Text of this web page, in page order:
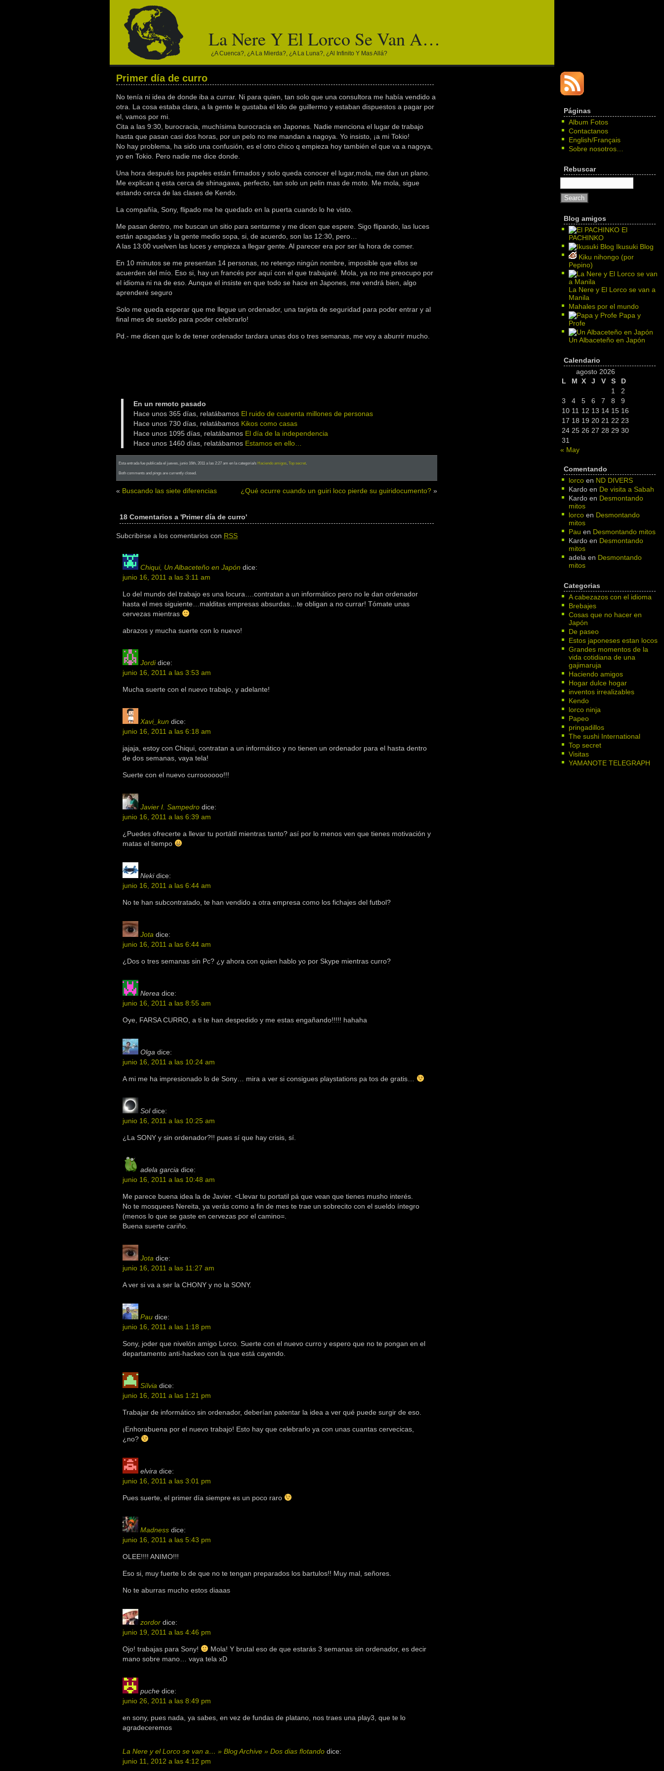
La Nere Y El Lorco Se Van A…
¿a Cuenca?, ¿a La Mierda?, ¿a La Luna?, ¿al Infinito Y Mas Allá?
Primer día de curro
No tenía ni idea de donde iba a currar. Ni para quien, tan solo que una consultora me había vendido a
otra. La cosa estaba clara, a la gente le gustaba el kilo de guillermo y estaban dispuestos a pagar por
el, vamos por mi.
Cita a las 9:30, burocracia, muchísima burocracia en Japones. Nadie menciona el lugar de trabajo
hasta que pasan casi dos horas, por un pelo no me mandan a nagoya. Yo insisto, ¡a mi Tokio!
No hay problema, ha sido una confusión, es el otro chico q empieza hoy también el que va a nagoya,
yo en Tokio. Pero nadie me dice donde.
Una hora después los papeles están firmados y solo queda conocer el lugar,mola, me dan un plano.
Me explican q esta cerca de shinagawa, perfecto, tan solo un pelin mas de moto. Me mola, sigue
estando cerca de las clases de Kendo.
La compañía, Sony, flipado me he quedado en la puerta cuando lo he visto.
Me pasan dentro, me buscan un sitio para sentarme y me dicen que espere. Sigo flipando, las luces
están apagadas y la gente medio sopa, si, de acuerdo, son las 12:30, pero…
A las 13:00 vuelven las luces y empieza a llegar gente. Al parecer era por ser la hora de comer.
En 10 minutos se me presentan 14 personas, no retengo ningún nombre, imposible que ellos se
acuerden del mío. Eso si, hay un francés por aquí con el que trabajaré. Mola, ya no me preocupo por
el idioma ni na de eso. Aunque el insiste en que todo se hace en Japones, me vendrá bien, algo
aprenderé seguro
Solo me queda esperar que me llegue un ordenador, una tarjeta de seguridad para poder entrar y al
final mes de sueldo para poder celebrarlo!
Pd.- me dicen que lo de tener ordenador tardara unas dos o tres semanas, me voy a aburrir mucho.
En un remoto pasado
Hace unos 365 días, relatábamos El ruido de cuarenta millones de personas
Hace unos 730 días, relatábamos Kikos como casas
Hace unos 1095 días, relatábamos El día de la independencia
Hace unos 1460 días, relatábamos Estamos en ello…
Esta entrada fue publicada el jueves, junio 16th, 2011 a las 2:27 am en la categoria/s Haciendo amigos, Top secret.
Both comments and pings are currently closed.
« Buscando las siete diferencias ¿Qué ocurre cuando un guiri loco pierde su guiridocumento? »
18 Comentarios a 'Primer día de curro'
Subcribirse a los comentarios con RSS
Chiqui, Un Albaceteño en Japón dice:
junio 16, 2011 a las 3:11 am
Lo del mundo del trabajo es una locura….contratan a un informático pero no le dan ordenador
hasta el mes siguiente…malditas empresas absurdas…te obligan a no currar! Tómate unas
cervezas mientras
abrazos y mucha suerte con lo nuevo!
Jordi dice:
junio 16, 2011 a las 3:53 am
Mucha suerte con el nuevo trabajo, y adelante!
Xavi_kun dice:
junio 16, 2011 a las 6:18 am
jajaja, estoy con Chiqui, contratan a un informático y no tienen un ordenador para el hasta dentro
de dos semanas, vaya tela!
Suerte con el nuevo curroooooo!!!
Javier I. Sampedro dice:
junio 16, 2011 a las 6:39 am
¿Puedes ofrecerte a llevar tu portátil mientras tanto? así por lo menos ven que tienes motivación y
matas el tiempo
Neki dice:
junio 16, 2011 a las 6:44 am
No te han subcontratado, te han vendido a otra empresa como los fichajes del futbol?
Jota dice:
junio 16, 2011 a las 6:44 am
¿Dos o tres semanas sin Pc? ¿y ahora con quien hablo yo por Skype mientras curro?
Nerea dice:
junio 16, 2011 a las 8:55 am
Oye, FARSA CURRO, a ti te han despedido y me estas engañando!!!!! hahaha
Olga dice:
junio 16, 2011 a las 10:24 am
A mi me ha impresionado lo de Sony… mira a ver si consigues playstations pa tos de gratis…
Sol dice:
junio 16, 2011 a las 10:25 am
¿La SONY y sin ordenador?!! pues sí que hay crisis, sí.
adela garcia dice:
junio 16, 2011 a las 10:48 am
Me parece buena idea la de Javier. <Llevar tu portatil pá que vean que tienes musho interés.
No te mosquees Nereita, ya verás como a fin de mes te trae un sobrecito con el sueldo íntegro
(menos lo que se gaste en cervezas por el camino=.
Buena suerte cariño.
Jota dice:
junio 16, 2011 a las 11:27 am
A ver si va a ser la CHONY y no la SONY.
Pau dice:
junio 16, 2011 a las 1:18 pm
Sony, joder que nivelón amigo Lorco. Suerte con el nuevo curro y espero que no te pongan en el
departamento anti-hackeo con la que está cayendo.
Sílvia dice:
junio 16, 2011 a las 1:21 pm
Trabajar de informático sin ordenador, deberían patentar la idea a ver qué puede surgir de eso.
¡Enhorabuena por el nuevo trabajo! Esto hay que celebrarlo ya con unas cuantas cervecicas,
¿no?
elvira dice:
junio 16, 2011 a las 3:01 pm
Pues suerte, el primer día siempre es un poco raro
Madness dice:
junio 16, 2011 a las 5:43 pm
OLEE!!!! ANIMO!!!
Eso si, muy fuerte lo de que no te tengan preparados los bartulos!! Muy mal, señores.
No te aburras mucho estos diaaas
zordor dice:
junio 19, 2011 a las 4:46 pm
Ojo! trabajas para Sony!
Mola! Y brutal eso de que estarás 3 semanas sin ordenador, es decir
mano sobre mano… vaya tela xD
puche dice:
junio 26, 2011 a las 8:49 pm
en sony, pues nada, ya sabes, en vez de fundas de platano, nos traes una play3, que te lo
agradeceremos
La Nere y el Lorco se van a… » Blog Archive » Dos dias flotando dice:
junio 11, 2012 a las 4:12 pm
Páginas
Album Fotos
Contactanos
English/Français
Sobre nosotros…
Rebuscar
Blog amigos
El
PACHINKO
Ikusuki Blog
Kiku nihongo (por
Pepino)
La Nere y El Lorco se van a
Manila
Mahales por el mundo
Papa y
Profe
Un Albaceteño en Japón
Calendario
agosto 2026
L
M X J V S
D
1
2
3
4 5 6 7 8
9
10 11 12 13 14 15 16
17 18 19 20 21 22 23
24 25 26 27 28 29 30
31
« May
Comentando
lorco en ND DIVERS
Kardo en De visita a Sabah
Kardo en Desmontando
mitos
lorco en Desmontando
mitos
Pau en Desmontando mitos
Kardo en Desmontando
mitos
adela en Desmontando
mitos
Categorias
A cabezazos con el idioma
Brebajes
Cosas que no hacer en
Japón
De paseo
Estos japoneses estan locos
Grandes momentos de la
vida cotidiana de una
gajimaruja
Haciendo amigos
Hogar dulce hogar
inventos irrealizables
Kendo
lorco ninja
Papeo
pringadillos
The sushi International
Top secret
Visitas
YAMANOTE TELEGRAPH